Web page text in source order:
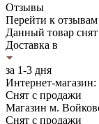
Отзывы
Перейти к отзывам
Данный товар
Доставка в
за 1-3 дня
Интернет-магазин:
Снят с продажи
Магазин м.
Снят с продажи